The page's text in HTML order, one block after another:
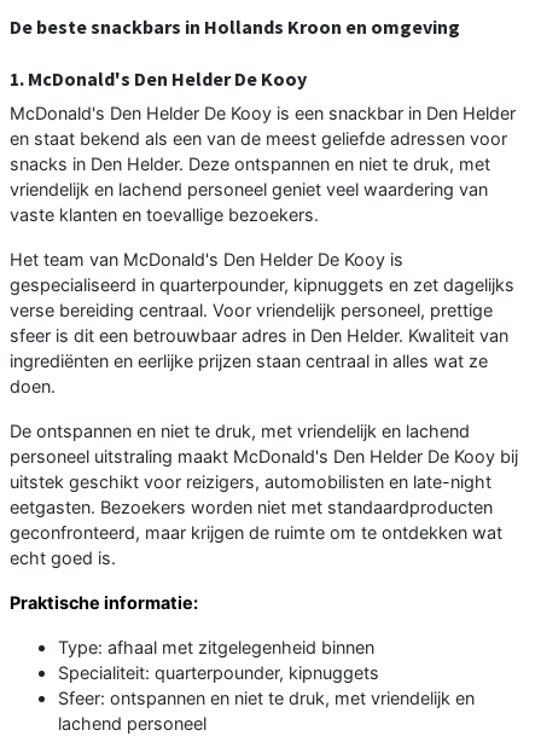
De beste snackbars in Hollands Kroon en omgeving
1. McDonald's Den Helder De Kooy
McDonald's Den Helder De Kooy is een snackbar in Den Helder
en staat bekend als een van de meest geliefde adressen voor
snacks in Den Helder. Deze ontspannen en niet te druk, met
vriendelijk en lachend personeel geniet veel waardering van
vaste klanten en toevallige bezoekers.
Het team van McDonald's Den Helder De Kooy is
gespecialiseerd in quarterpounder, kipnuggets en zet dagelijks
verse bereiding centraal. Voor vriendelijk personeel, prettige
sfeer is dit een betrouwbaar adres in Den Helder. Kwaliteit van
ingrediënten en eerlijke prijzen staan centraal in alles wat ze
doen.
De ontspannen en niet te druk, met vriendelijk en lachend
personeel uitstraling maakt McDonald's Den Helder De Kooy bij
uitstek geschikt voor reizigers, automobilisten en late-night
eetgasten. Bezoekers worden niet met standaardproducten
geconfronteerd, maar krijgen de ruimte om te ontdekken wat
echt goed is.
Praktische informatie:
Type: afhaal met zitgelegenheid binnen
Specialiteit: quarterpounder, kipnuggets
Sfeer: ontspannen en niet te druk, met vriendelijk en
lachend personeel